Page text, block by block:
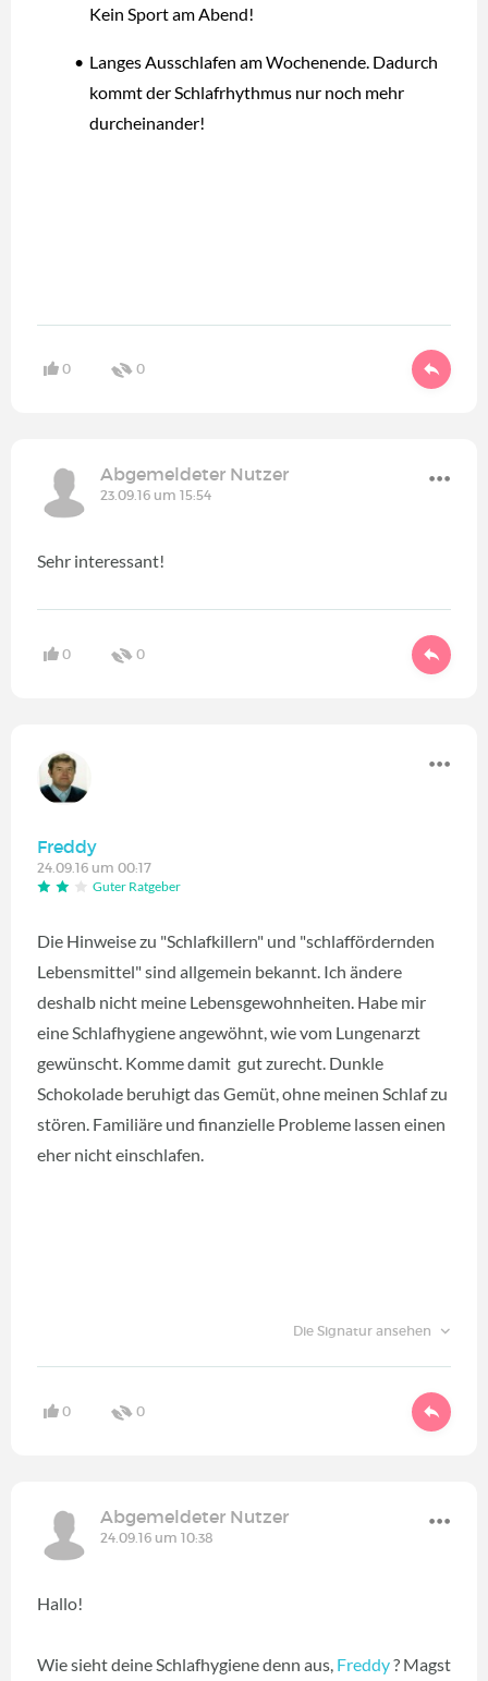
Kein Sport am Abend!
Langes Ausschlafen am Wochenende. Dadurch
kommt der Schlafrhythmus nur noch mehr
durcheinander!
0 0
Abgemeldeter Nutzer
23.09.16 um 15:54
Sehr interessant!
0 0
Freddy
24.09.16 um 00:17
Guter Ratgeber
Die Hinweise zu "Schlafkillern" und "schlaffördernden
Lebensmittel" sind allgemein bekannt. Ich ändere
deshalb nicht meine Lebensgewohnheiten. Habe mir
eine Schlafhygiene angewöhnt, wie vom Lungenarzt
gewünscht. Komme damit gut zurecht. Dunkle
Schokolade beruhigt das Gemüt, ohne meinen Schlaf zu
stören. Familiäre und finanzielle Probleme lassen einen
eher nicht einschlafen.
Die Signatur ansehen
0 0
Abgemeldeter Nutzer
24.09.16 um 10:38
Hallo!
Wie sieht deine Schlafhygiene denn aus, Freddy? Magst